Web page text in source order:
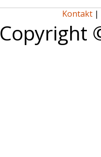
Kontakt |
Copyright